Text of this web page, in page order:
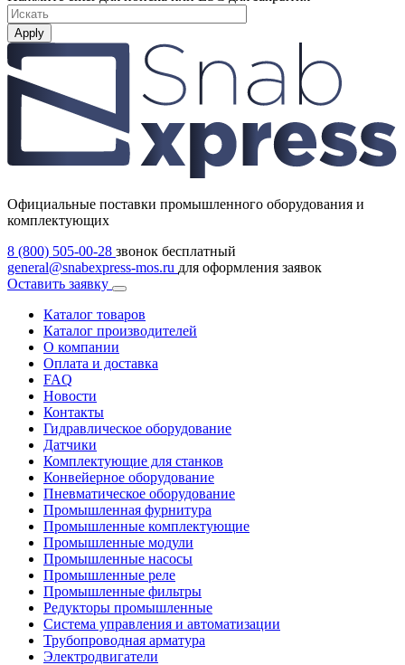
Apply
Официальные поставки промышленного оборудования и
комплектующих
8 (800) 505-00-28 звонок бесплатный
general@snabexpress-mos.ru для оформления заявок
Оставить заявку
Каталог товаров
Каталог производителей
О компании
Оплата и доставка
FAQ
Новости
Контакты
Гидравлическое оборудование
Датчики
Комплектующие для станков
Конвейерное оборудование
Пневматическое оборудование
Промышленная фурнитура
Промышленные комплектующие
Промышленные модули
Промышленные насосы
Промышленные реле
Промышленные фильтры
Редукторы промышленные
Система управления и автоматизации
Трубопроводная арматура
Электродвигатели